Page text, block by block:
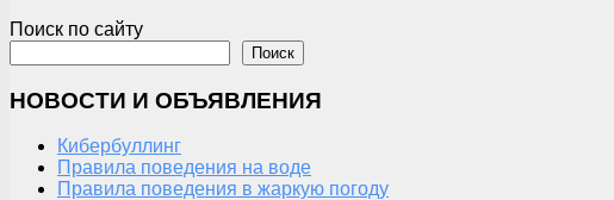
Поиск по сайту
Поиск
НОВОСТИ И ОБЪЯВЛЕНИЯ
Кибербуллинг
Правила поведения на воде
Правила поведения в жаркую погоду